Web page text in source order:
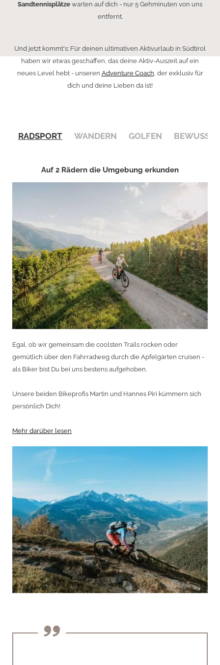
Sandtennisplätze warten auf dich - nur 5 Gehminuten von uns
entfernt.
Und jetzt kommt's: Für deinen ultimativen Aktivurlaub in Südtirol
haben wir etwas geschaffen, das deine Aktiv-Auszeit auf ein
neues Level hebt - unseren Adventure Coach, der exklusiv für
dich und deine Lieben da ist!
RADSPORT WANDERN GOLFEN
Auf 2 Rädern die Umgebung erkunden
Egal, ob wir gemeinsam die coolsten Trails rocken oder
gemütlich über den Fahrradweg durch die Apfelgärten cruisen -
als Biker bist Du bei uns bestens aufgehoben.
Unsere beiden Bikeprofis Martin und Hannes Piri kümmern sich
persönlich Dich!
Mehr darüber lesen